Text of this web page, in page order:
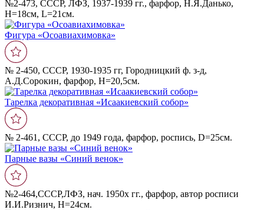
№2-473, СССР, ЛФЗ, 1937-1939 гг., фарфор, Н.Я.Данько,
Н=18см, L=21см.
Фигура «Осоавиахимовка»
№ 2-450, СССР, 1930-1935 гг, Городницкий ф. з-д,
А.Д.Сорокин, фарфор, Н=20,5см.
Тарелка декоративная «Исаакиевский собор»
№ 2-461, СССР, до 1949 года, фарфор, роспись, D=25см.
Парные вазы «Синий венок»
№2-464,СССР,ЛФЗ, нач. 1950х гг., фарфор, автор росписи
И.И.Ризнич, Н=24см.